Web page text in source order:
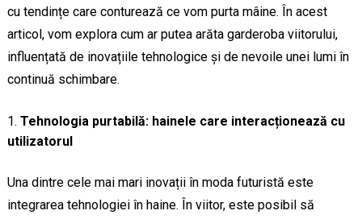
cu tendințe care conturează ce vom purta mâine. În acest
articol, vom explora cum ar putea arăta garderoba viitorului,
influențată de inovațiile tehnologice și de nevoile unei lumi în
continuă schimbare.
Tehnologia purtabilă: hainele care interacționează cu
utilizatorul
Una dintre cele mai mari inovații în moda futuristă este
integrarea tehnologiei în haine. În viitor, este posibil să